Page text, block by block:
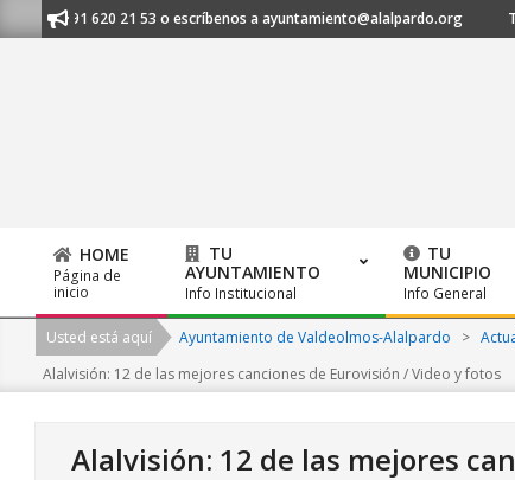
to
al 91 620 21 53 o escríbenos a ayuntamiento@alalpardo.org TE
Primary
Navigation
Menu
HOME
Página de
inicio
TU
AYUNTAMIENTO
Info Institucional
TU
MUNICIPIO
Info General
Usted está aquí Ayuntamiento de Valdeolmos-Alalpardo >
Alalvisión: 12 de las mejores canciones de Eurovisión / Video y fotos
Alalvisión: 12 de las mejores